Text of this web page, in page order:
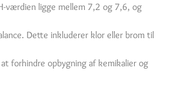
værdien ligge mellem 7,2 og 7,6, og
Dette inkluderer klor eller brom til
forhindre opbygning af kemikalier og